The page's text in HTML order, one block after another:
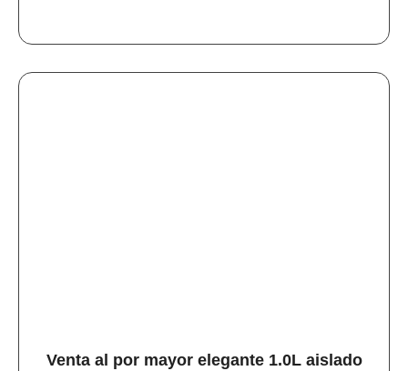
Venta al por mayor elegante 1.0L aislado